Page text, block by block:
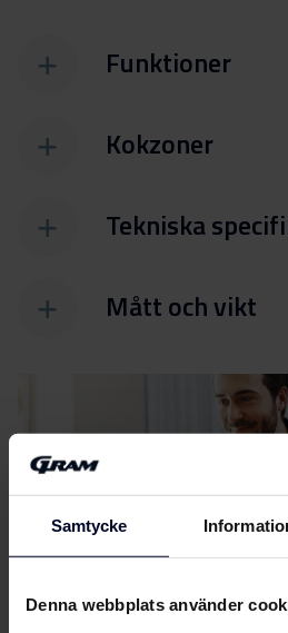
Samtycke
Denna webbplats använder
Funktioner
Kokzoner
Tekniska
Mått och vikt
Filerladda ner